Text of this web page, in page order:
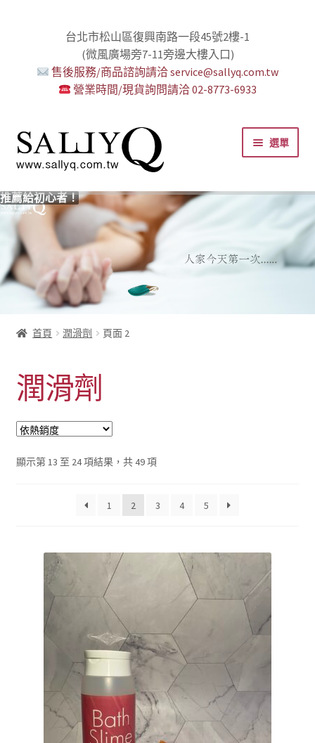
台北市松山區復興南路一段45號2樓-1
(微風廣場旁7-11旁邊大樓入口)
售後服務/商品諮詢請洽 service@sallyq.com.tw
營業時間/現貨詢問請洽 02-8773-6933
跳
至
導
列
跳
至
主
內
容
選單
推薦給初心者！
用藥三分毒！
絕對拘束、絕對快感！
野外調教專區請點我！
零卡分期小額支付!
高潮小哥哥！
免下車也可以購物！
時尚真皮Ｋ金手腳環+短鏈
K金綺娜情趣時尚組
嘗試輕柔的SM，你要一起嗎？
Bess2 買1送4毫無冷場！
免洗潤滑 快適生活提案者
小兔乳夾 遠端遙控想壞壞！
雙悅彎 建立你的多重高潮宇宙！
蜜穴攪拌棒 瞄準性感的私密區域
男人，也該犒賞自己了！
門市消費送時尚收納包
出貨調整公告
人氣男優情慾寫真
SallyQ老師客製化語音服務
首頁 潤滑劑 頁面 2
潤滑劑
顯示第 13 至 24 項結果，共 49 項依
度
1 2 3 4 5